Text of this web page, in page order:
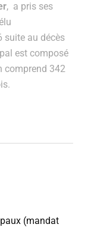
, a pris ses
suite au décès
est composé
comprend 342
(mandat